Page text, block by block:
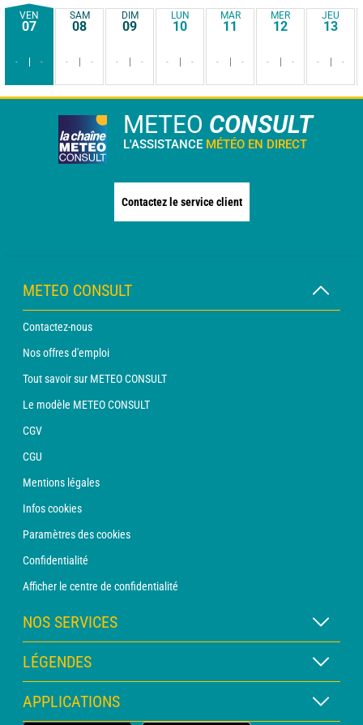
VEN
07
- -
SAM
08
- -
DIM
09
- -
LUN
10
- -
MAR
11
- -
MER
12
- -
JEU
13
- -
METEO CONSULT
L'ASSISTANCE MÉTÉO EN DIRECT
Contactez le service client
METEO CONSULT
Contactez-nous
Nos offres d'emploi
Tout savoir sur METEO CONSULT
Le modèle METEO CONSULT
CGV
CGU
Mentions légales
Infos cookies
Paramètres des cookies
Confidentialité
Afficher le centre de confidentialité
NOS SERVICES
Abonnement METEO Xpert
Abonnement METEO PRO
Consultation avec un prévisionniste
LÉGENDES
Légende des cartes
APPLICATIONS